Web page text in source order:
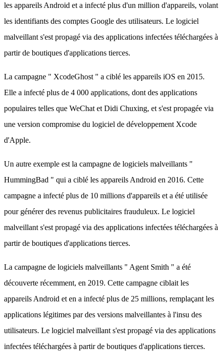
les appareils Android et a infecté plus d'un million d'appareils, volant
les identifiants des comptes Google des utilisateurs. Le logiciel
malveillant s'est propagé via des applications infectées téléchargées à
partir de boutiques d'applications tierces.
La campagne " XcodeGhost " a ciblé les appareils iOS en 2015.
Elle a infecté plus de 4 000 applications, dont des applications
populaires telles que WeChat et Didi Chuxing, et s'est propagée via
une version compromise du logiciel de développement Xcode
d'Apple.
Un autre exemple est la campagne de logiciels malveillants "
HummingBad " qui a ciblé les appareils Android en 2016. Cette
campagne a infecté plus de 10 millions d'appareils et a été utilisée
pour générer des revenus publicitaires frauduleux. Le logiciel
malveillant s'est propagé via des applications infectées téléchargées à
partir de boutiques d'applications tierces.
La campagne de logiciels malveillants " Agent Smith " a été
découverte récemment, en 2019. Cette campagne ciblait les
appareils Android et en a infecté plus de 25 millions, remplaçant les
applications légitimes par des versions malveillantes à l'insu des
utilisateurs. Le logiciel malveillant s'est propagé via des applications
infectées téléchargées à partir de boutiques d'applications tierces.